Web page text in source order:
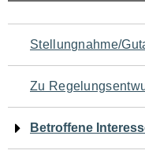
Navigation
für
den
Seiteninhalt
Stellungnahme/
Zu
Betroffene